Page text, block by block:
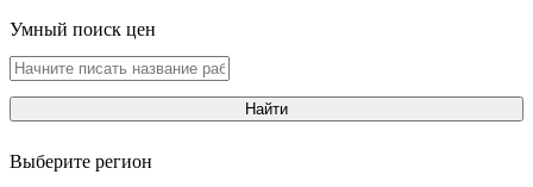
Умный поиск цен
Найти
Выберите регион